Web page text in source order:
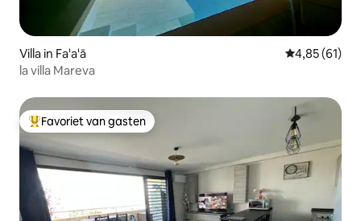
Villa in Fa'a'ā Gemiddelde
4,85 (61)
la villa Mareva
Topfavoriet van gasten
Favoriet van gasten